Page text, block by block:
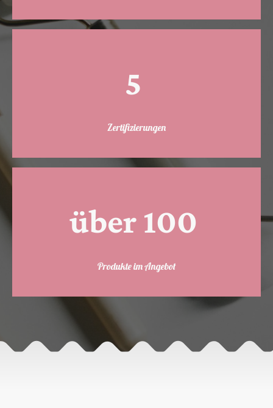
5
Zertifizierungen
über 100
Produkte im Angebot